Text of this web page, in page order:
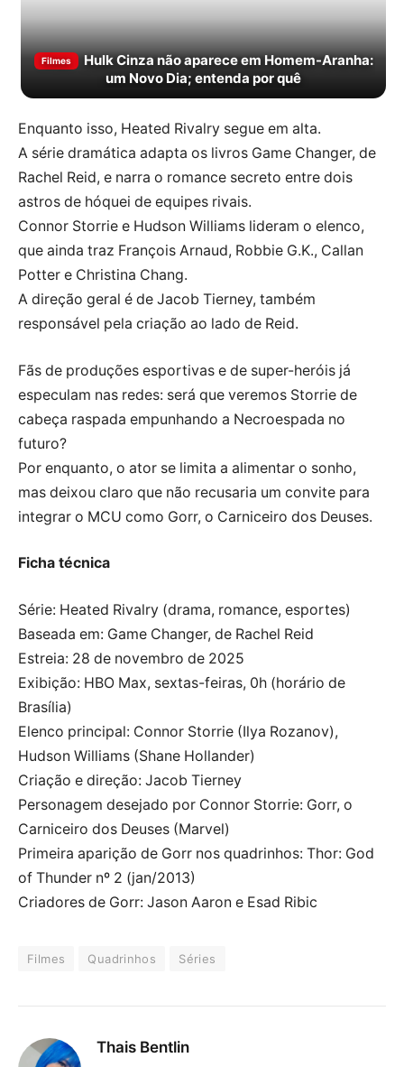
Filmes
Hulk Cinza não aparece em Homem-Aranha:
um Novo Dia; entenda por quê
Enquanto isso, Heated Rivalry segue em alta.
A série dramática adapta os livros Game Changer, de
Rachel Reid, e narra o romance secreto entre dois
astros de hóquei de equipes rivais.
Connor Storrie e Hudson Williams lideram o elenco,
que ainda traz François Arnaud, Robbie G.K., Callan
Potter e Christina Chang.
A direção geral é de Jacob Tierney, também
responsável pela criação ao lado de Reid.
Fãs de produções esportivas e de super-heróis já
especulam nas redes: será que veremos Storrie de
cabeça raspada empunhando a Necroespada no
futuro?
Por enquanto, o ator se limita a alimentar o sonho,
mas deixou claro que não recusaria um convite para
integrar o MCU como Gorr, o Carniceiro dos Deuses.
Ficha técnica
Série: Heated Rivalry (drama, romance, esportes)
Baseada em: Game Changer, de Rachel Reid
Estreia: 28 de novembro de 2025
Exibição: HBO Max, sextas-feiras, 0h (horário de
Brasília)
Elenco principal: Connor Storrie (Ilya Rozanov),
Hudson Williams (Shane Hollander)
Criação e direção: Jacob Tierney
Personagem desejado por Connor Storrie: Gorr, o
Carniceiro dos Deuses (Marvel)
Primeira aparição de Gorr nos quadrinhos: Thor: God
of Thunder nº 2 (jan/2013)
Criadores de Gorr: Jason Aaron e Esad Ribic
Filmes Quadrinhos Séries
Thais Bentlin